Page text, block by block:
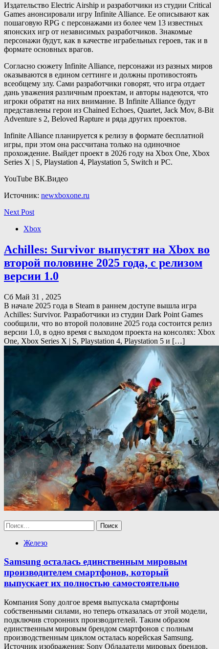
Издательство Electric Airship и разработчики из студии Critical
Games анонсировали игру Infinite Alliance. Ее описывают как
пошаговую RPG с персонажами из более чем 13 известных
японских игр от независимых разработчиков. Знакомые
персонажи будут, как в качестве играбельных героев, так и в
формате основных врагов.
Согласно сюжету Infinite Alliance, персонажи из разных миров
оказываются в едином сеттинге и должны противостоять
всеобщему злу. Сами разработчики говорят, что игра отдает
дань уважения различным проектам, и авторы надеются, что
игроки обратят на них внимание. В Infinite Alliance будут
представлены герои из Chained Echoes, Quartet, Jack Mov, 8-Bit
Adventure s 2, Beloved Rapture и ряда других проектов.
Infinite Alliance планируется к релизу в формате бесплатной
игры, при этом она рассчитана только на одиночное
прохождение. Выйдет проект в 2026 году на Xbox One, Xbox
Series X | S, Playstation 4, Playstation 5, Switch и PC.
YouTube ВК.Видео
Источник: newxboxone.ru
Next Post
Xbox
Achilles: Survivor выпустят на Xbox во
второй половине 2025 года, с релизом
версии 1.0
Сб Май 31 , 2025
В начале 2025 года в Steam в раннем доступе вышла игра
Achilles: Survivor. Разработчики из студии Dark Point Games
сообщили, что во второй половине 2025 года состоится релиз
версии 1.0, в одно время с выходом проекта на консолях: Xbox
One, Xbox Series X | S, Playstation 4, Playstation 5 и […]
Найти:
Железо
Samsung осталась единственным мировым
производителем смартфонов, который
выпускает их полностью самостоятельно
Компания Sony долгое время выпускала смартфоны
собственными силами, но теперь отказалась от этой модели,
подключив сторонних производителей. Таким образом
единственным мировым брендом смартфонов с полным
производственным циклом осталась корейская Samsung.
Источник изображения: Sony Обладатели мировых брендов,